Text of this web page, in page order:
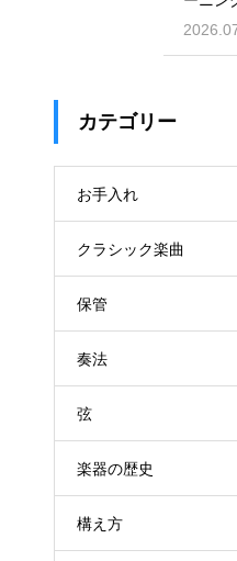
に合わ
カテゴリー
お手入れ
クラシック楽曲
保管
奏法
弦
楽器の歴史
構え方